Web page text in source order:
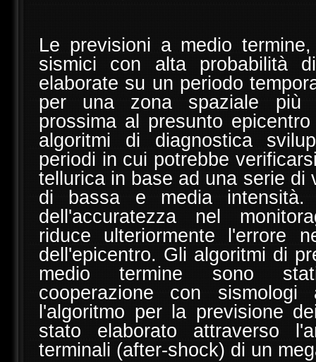
Le previsioni a medio
sismici con alta probabilità
elaborate su un periodo
per una zona spaziale più
prossima al presunto
algoritmi di diagnostica
periodi in cui potrebbe
tellurica in base ad una serie di
di bassa e media intensità.
dell'accuratezza nel
riduce ulteriormente l'errore
dell'epicentro. Gli algoritmi di
medio termine sono
cooperazione con sismologi
l'algoritmo per la previsione
stato elaborato attraverso
terminali (after-shock) di un